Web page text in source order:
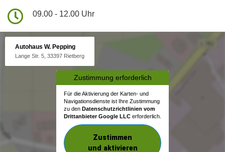
09.00 - 12.00 Uhr
Autohaus W. Pepping
Lange Str. 5, 33397 Rietberg
Zustimmung erforderlich
Für die Aktivierung der Karten- und
Navigationsdienste ist Ihre Zustimmung
zu den Datenschutzrichtlinien vom
Drittanbieter Google LLC erforderlich.
Zustimmen
und aktivieren